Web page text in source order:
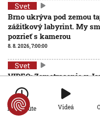
Svet
Brno ukrýva pod zemou
zážitkový labyrint. My
pozrieť s kamerou
8. 8. 2026, 7:00:00
Svet
VIDEO: Zemetrasenie v
zastihlo lekárov uprostred
pacienta chránili
7. 8. 2026, 15:01:59
Po minúte Videá